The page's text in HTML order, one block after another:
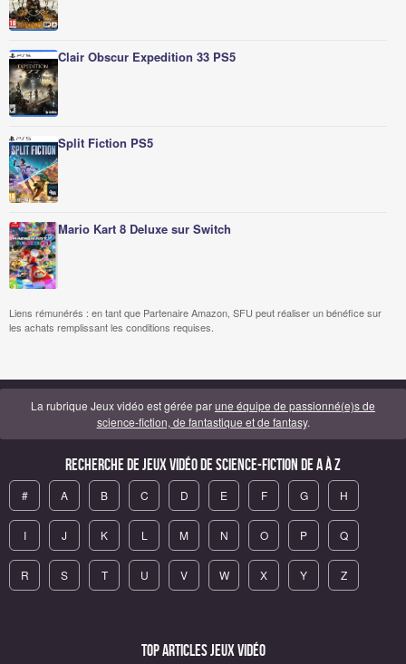
Clair Obscur Expedition 33 PS5
Split Fiction PS5
Mario Kart 8 Deluxe sur Switch
Liens rémunérés : en tant que Partenaire Amazon, SFU peut réaliser un bénéfice sur
les achats remplissant les conditions requises.
La rubrique Jeux vidéo est gérée parune équipe de passionné(e)s de
science-fiction, de fantastique et de fantasy.
Recherche de Jeux vidéo de science-fiction de A à Z
# A B C D E F G H
I J K L M N O P Q
R S T U V W X Y Z
Top articles Jeux vidéo